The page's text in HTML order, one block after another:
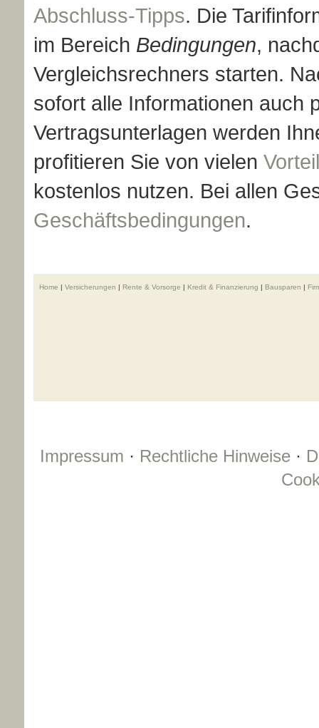
Abschluss-Tipps. Die
im Bereich Bedingungen,
Vergleichsrechners starten.
sofort alle Informationen auch
Vertragsunterlagen werden
profitieren Sie von vielen
kostenlos nutzen. Bei allen
Geschäftsbedingungen.
Home | Versicherungen | Rente & Vorsorge | Kredit & Finanzierung | Bausparen |
Impressum · Rechtliche Hinweise ·